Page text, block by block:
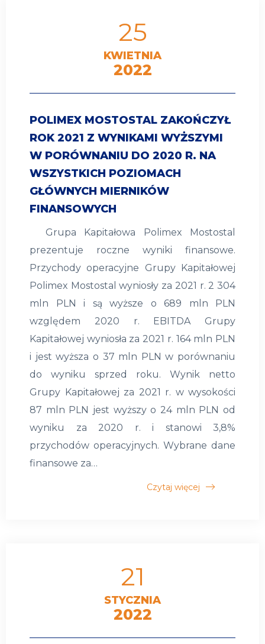
25
KWIETNIA
2022
POLIMEX MOSTOSTAL ZAKOŃCZYŁ
ROK 2021 Z WYNIKAMI WYŻSZYMI
W PORÓWNANIU DO 2020 R. NA
WSZYSTKICH POZIOMACH
GŁÓWNYCH MIERNIKÓW
FINANSOWYCH
Grupa Kapitałowa Polimex Mostostal
prezentuje roczne wyniki finansowe.
Przychody operacyjne Grupy Kapitałowej
Polimex Mostostal wyniosły za 2021 r. 2 304
mln PLN i są wyższe o 689 mln PLN
względem 2020 r. EBITDA Grupy
Kapitałowej wyniosła za 2021 r. 164 mln PLN
i jest wyższa o 37 mln PLN w porównaniu
do wyniku sprzed roku. Wynik netto
Grupy Kapitałowej za 2021 r. w wysokości
87 mln PLN jest wyższy o 24 mln PLN od
wyniku za 2020 r. i stanowi 3,8%
przychodów operacyjnych. Wybrane dane
finansowe za…
Czytaj więcej
21
STYCZNIA
2022